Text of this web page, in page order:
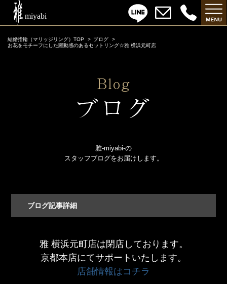
結婚指輪（マリッジリング）TOP
ブログ
お花をモチーフにした躍動感のあるセットリング☆雅 横浜元町店
雅-miyabi-の
スタッフブログをお届けします。
ブログ記事詳細
雅 横浜元町店は閉店しております。
京都本店にてサポートいたします。
店舗情報はコチラ